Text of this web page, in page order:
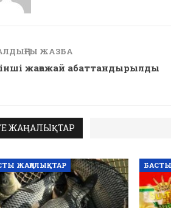
ЖАЗБА
жағажай абаттандырылды
ЖАҢАЛЫҚТАР
ЖАҢАЛЫҚТАР